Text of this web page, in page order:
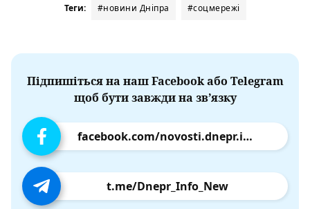
Теги: #новини Дніпра #соцмережі
Підпишіться на наш Facebook або Telegram
щоб бути завжди на зв’язку
facebook.com/novosti.dnepr.info
t.me/Dnepr_Info_New